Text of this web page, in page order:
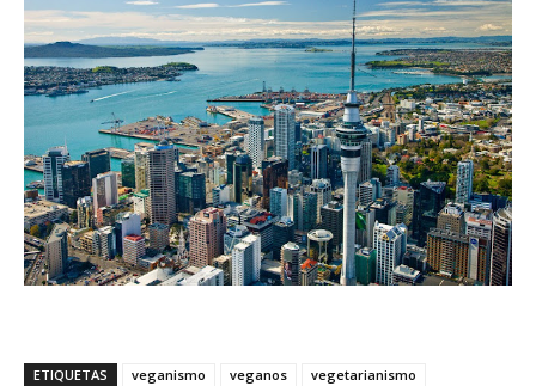
ETIQUETAS veganismo veganos
vegetarianismo